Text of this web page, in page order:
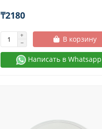
₸2180
В корзину
Написать в Whatsapp